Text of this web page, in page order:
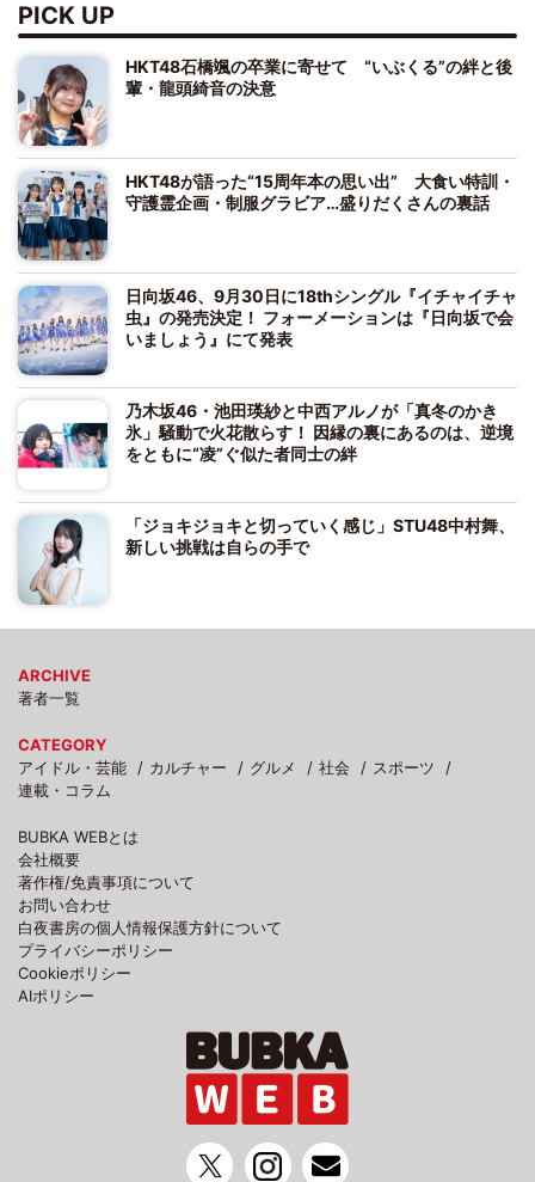
PICK UP
HKT48石橋颯の卒業に寄せて “いぶくる”の絆と後
輩・龍頭綺音の決意
HKT48が語った“15周年本の思い出” 大食い特訓・
守護霊企画・制服グラビア…盛りだくさんの裏話
日向坂46、9月30日に18thシングル『イチャイチャ
虫』の発売決定！ フォーメーションは『日向坂で会
いましょう』にて発表
乃木坂46・池田瑛紗と中西アルノが「真冬のかき
氷」騒動で火花散らす！ 因縁の裏にあるのは、逆境
をともに“凌”ぐ似た者同士の絆
「ジョキジョキと切っていく感じ」STU48中村舞、
新しい挑戦は自らの手で
ARCHIVE
著者一覧
CATEGORY
アイドル・芸能
カルチャー グルメ 社会
スポーツ
連載・コラム
BUBKA WEBとは
会社概要
著作権/免責事項について
お問い合わせ
白夜書房の個人情報保護方針について
プライバシーポリシー
Cookieポリシー
AIポリシー